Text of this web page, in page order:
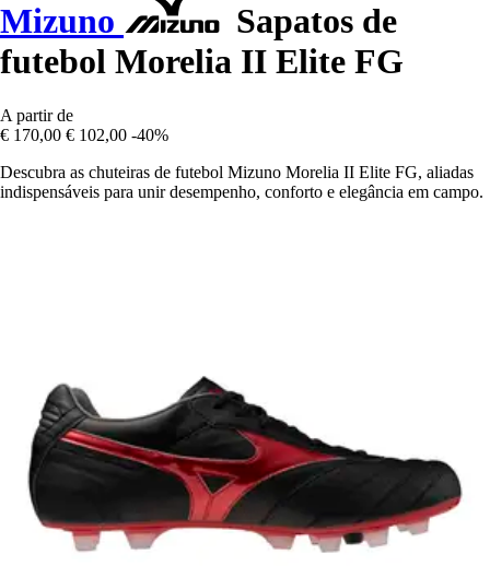
Mizuno
Sapatos de
futebol Morelia II Elite FG
A partir de
€ 170,00 € 102,00 -40%
Descubra as chuteiras de futebol Mizuno Morelia II Elite FG, aliadas
indispensáveis para unir desempenho, conforto e elegância em campo.